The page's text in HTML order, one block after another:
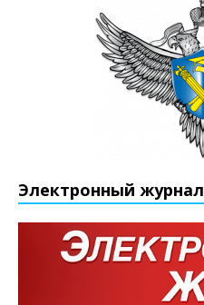
Электронный журнал